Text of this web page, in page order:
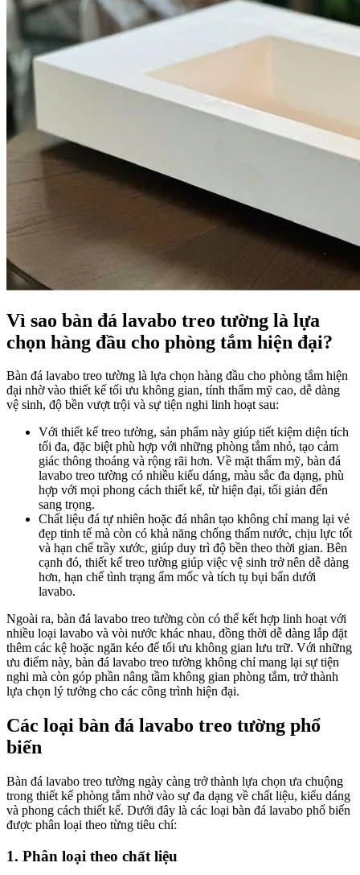
Vì sao bàn đá lavabo treo tường là lựa
chọn hàng đầu cho phòng tắm hiện đại?
Bàn đá lavabo treo tường là lựa chọn hàng đầu cho phòng tắm hiện
đại nhờ vào thiết kế tối ưu không gian, tính thẩm mỹ cao, dễ dàng
vệ sinh, độ bền vượt trội và sự tiện nghi linh hoạt sau:
Với thiết kế treo tường, sản phẩm này giúp tiết kiệm diện tích
tối đa, đặc biệt phù hợp với những phòng tắm nhỏ, tạo cảm
giác thông thoáng và rộng rãi hơn. Về mặt thẩm mỹ, bàn đá
lavabo treo tường có nhiều kiểu dáng, màu sắc đa dạng, phù
hợp với mọi phong cách thiết kế, từ hiện đại, tối giản đến
sang trọng.
Chất liệu đá tự nhiên hoặc đá nhân tạo không chỉ mang lại vẻ
đẹp tinh tế mà còn có khả năng chống thấm nước, chịu lực tốt
và hạn chế trầy xước, giúp duy trì độ bền theo thời gian. Bên
cạnh đó, thiết kế treo tường giúp việc vệ sinh trở nên dễ dàng
hơn, hạn chế tình trạng ẩm mốc và tích tụ bụi bẩn dưới
lavabo.
Ngoài ra, bàn đá lavabo treo tường còn có thể kết hợp linh hoạt với
nhiều loại lavabo và vòi nước khác nhau, đồng thời dễ dàng lắp đặt
thêm các kệ hoặc ngăn kéo để tối ưu không gian lưu trữ. Với những
ưu điểm này, bàn đá lavabo treo tường không chỉ mang lại sự tiện
nghi mà còn góp phần nâng tầm không gian phòng tắm, trở thành
lựa chọn lý tưởng cho các công trình hiện đại.
Các loại bàn đá lavabo treo tường phổ
biến
Bàn đá lavabo treo tường ngày càng trở thành lựa chọn ưa chuộng
trong thiết kế phòng tắm nhờ vào sự đa dạng về chất liệu, kiểu dáng
và phong cách thiết kế. Dưới đây là các loại bàn đá lavabo phổ biến
được phân loại theo từng tiêu chí:
1. Phân loại theo chất liệu